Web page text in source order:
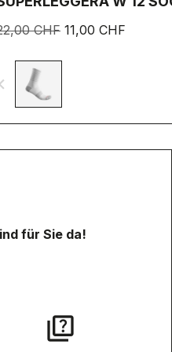
CHF 11,00 CHF
für Sie da!
quiz